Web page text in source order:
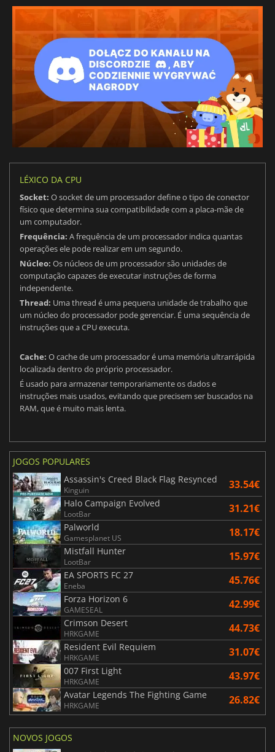
LÉXICO DA CPU
Socket: O socket de um processador define o tipo de conector
físico que determina sua compatibilidade com a placa-mãe de
um computador.
Frequência: A frequência de um processador indica quantas
operações ele pode realizar em um segundo.
Núcleo: Os núcleos de um processador são unidades de
computação capazes de executar instruções de forma
independente.
Thread: Uma thread é uma pequena unidade de trabalho que
um núcleo do processador pode gerenciar. É uma sequência de
instruções que a CPU executa.
Cache: O cache de um processador é uma memória ultrarrápida
localizada dentro do próprio processador.
É usado para armazenar temporariamente os dados e
instruções mais usados, evitando que precisem ser buscados na
RAM, que é muito mais lenta.
JOGOS POPULARES
Assassin's Creed Black Flag Resynced
Kinguin 33.54€
Halo Campaign Evolved
LootBar 31.21€
Palworld
Gamesplanet US 18.17€
Mistfall Hunter
LootBar 15.97€
EA SPORTS FC 27
Eneba 45.76€
Forza Horizon 6
GAMESEAL 42.99€
Crimson Desert
HRKGAME 44.73€
Resident Evil Requiem
HRKGAME 31.07€
007 First Light
HRKGAME 43.97€
Avatar Legends The Fighting Game
HRKGAME 26.82€
NOVOS JOGOS